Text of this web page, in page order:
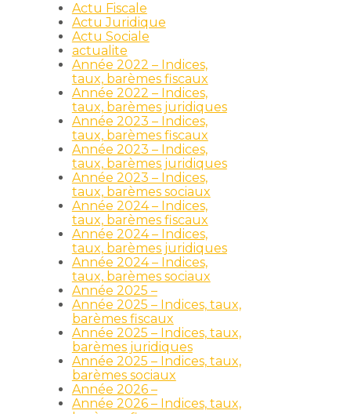
Actu Fiscale
Actu Juridique
Actu Sociale
actualite
Année 2022 – Indices,
taux, barèmes fiscaux
Année 2022 – Indices,
taux, barèmes juridiques
Année 2023 – Indices,
taux, barèmes fiscaux
Année 2023 – Indices,
taux, barèmes juridiques
Année 2023 – Indices,
taux, barèmes sociaux
Année 2024 – Indices,
taux, barèmes fiscaux
Année 2024 – Indices,
taux, barèmes juridiques
Année 2024 – Indices,
taux, barèmes sociaux
Année 2025 –
Année 2025 – Indices, taux,
barèmes fiscaux
Année 2025 – Indices, taux,
barèmes juridiques
Année 2025 – Indices, taux,
barèmes sociaux
Année 2026 –
Année 2026 – Indices, taux,